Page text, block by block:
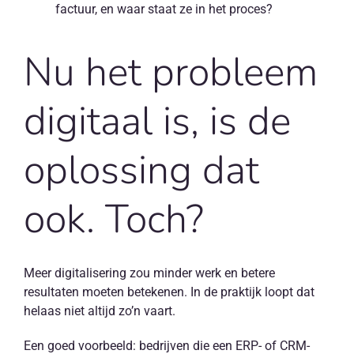
factuur, en waar staat ze in het proces?
Nu het probleem
digitaal is, is de
oplossing dat
ook. Toch?
Meer digitalisering zou minder werk en betere
resultaten moeten betekenen. In de praktijk loopt dat
helaas niet altijd zo’n vaart.
Een goed voorbeeld: bedrijven die een ERP- of CRM-